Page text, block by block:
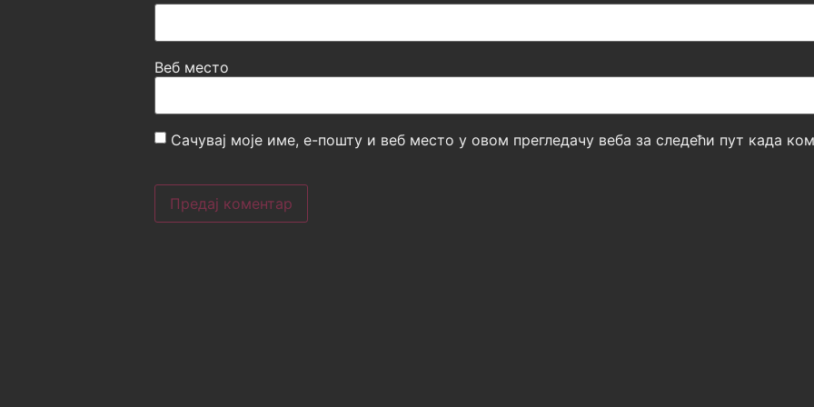
Веб место
Сачувај моје име, е-пошту и веб место у овом прегледачу веба за следећи пут када